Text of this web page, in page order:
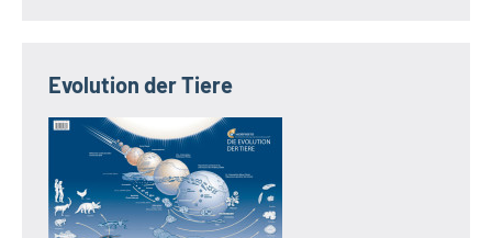
Evolution der Tiere